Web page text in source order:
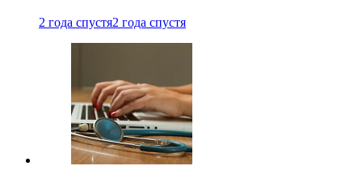
2 года спустя2 года спустя